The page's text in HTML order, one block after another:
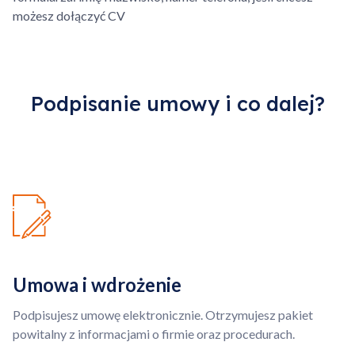
kilometrówka, ponad
możesz dołączyć CV
Podpisanie umowy i co dalej?
Umowa i wdrożenie
Podpisujesz umowę elektronicznie. Otrzymujesz pakiet
powitalny z informacjami o firmie oraz procedurach.
Przejdź do koszyka